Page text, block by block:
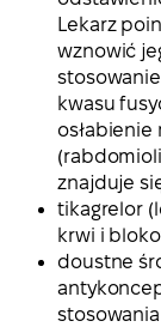
Lekarz
wznowić
kwasu
znajduje
tikagrelor
krwi i
doustne